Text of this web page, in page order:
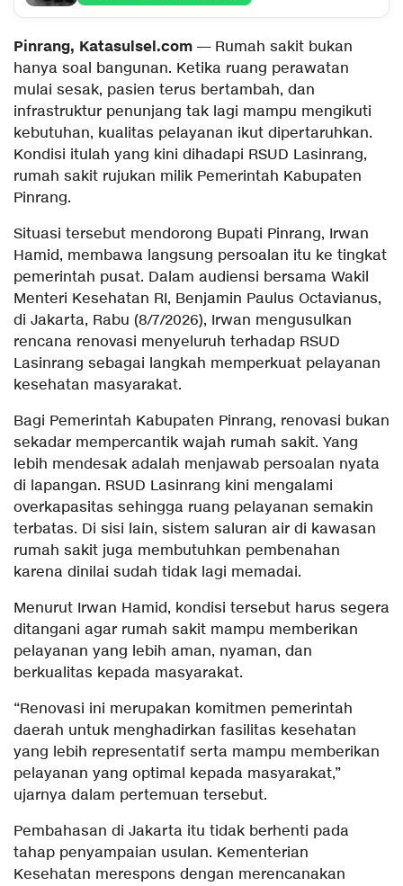
Pinrang, Katasulsel.com — Rumah sakit bukan
hanya soal bangunan. Ketika ruang perawatan
mulai sesak, pasien terus bertambah, dan
infrastruktur penunjang tak lagi mampu mengikuti
kebutuhan, kualitas pelayanan ikut dipertaruhkan.
Kondisi itulah yang kini dihadapi RSUD Lasinrang,
rumah sakit rujukan milik Pemerintah Kabupaten
Pinrang.
Situasi tersebut mendorong Bupati Pinrang, Irwan
Hamid, membawa langsung persoalan itu ke tingkat
pemerintah pusat. Dalam audiensi bersama Wakil
Menteri Kesehatan RI, Benjamin Paulus Octavianus,
di Jakarta, Rabu (8/7/2026), Irwan mengusulkan
rencana renovasi menyeluruh terhadap RSUD
Lasinrang sebagai langkah memperkuat pelayanan
kesehatan masyarakat.
Bagi Pemerintah Kabupaten Pinrang, renovasi bukan
sekadar mempercantik wajah rumah sakit. Yang
lebih mendesak adalah menjawab persoalan nyata
di lapangan. RSUD Lasinrang kini mengalami
overkapasitas sehingga ruang pelayanan semakin
terbatas. Di sisi lain, sistem saluran air di kawasan
rumah sakit juga membutuhkan pembenahan
karena dinilai sudah tidak lagi memadai.
Menurut Irwan Hamid, kondisi tersebut harus segera
ditangani agar rumah sakit mampu memberikan
pelayanan yang lebih aman, nyaman, dan
berkualitas kepada masyarakat.
“Renovasi ini merupakan komitmen pemerintah
daerah untuk menghadirkan fasilitas kesehatan
yang lebih representatif serta mampu memberikan
pelayanan yang optimal kepada masyarakat,”
ujarnya dalam pertemuan tersebut.
Pembahasan di Jakarta itu tidak berhenti pada
tahap penyampaian usulan. Kementerian
Kesehatan merespons dengan merencanakan